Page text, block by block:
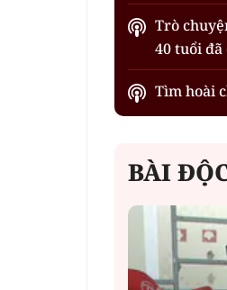
Trò
40 tuổi
Tìm hoài
BÀI